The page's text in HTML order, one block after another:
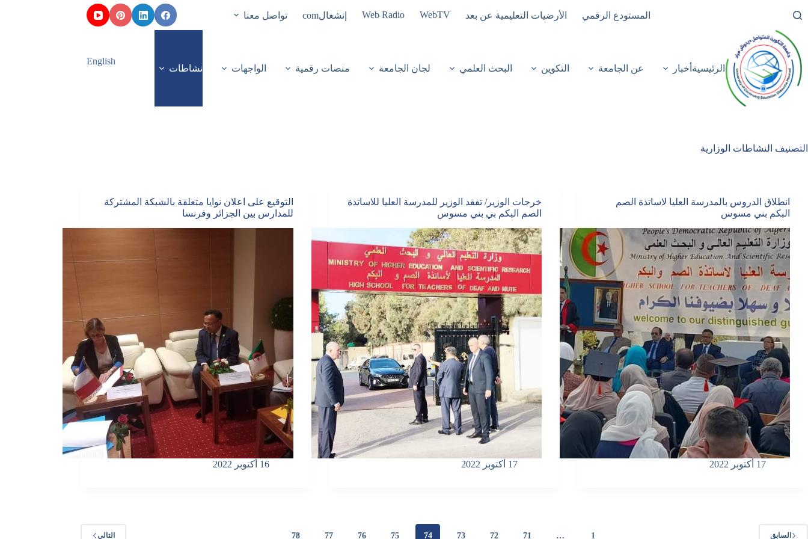
إلى
المحتوى
المستودع الرقمي الأرضيات التعليمية عن بعد WebTV
Web Radio إنشغالcom تواصل معنا
الرئيسية أخبار عن الجامعة التكوين البحث العلمي لجان الجامعة منصات رقمية الواجهات نشاطات
English
التصنيف النشاطات الوزارية
انطلاق الدروس بالمدرسة العليا لاساتذة الصم
البكم بني مسوس‎
17 أكتوبر 2022
خرجات الوزير/ تفقد الوزير للمدرسة العليا للاساتذة
الصم البكم بي بني مسوس‎‎
17 أكتوبر 2022
التوقيع على اعلان نوايا متعلقة بالشبكة المشتركة
للمدارس بين الجزائر وفرنسا‎‎
16 أكتوبر 2022
السابق 1
…
71
72
73
74
75
76
77
78 التالي